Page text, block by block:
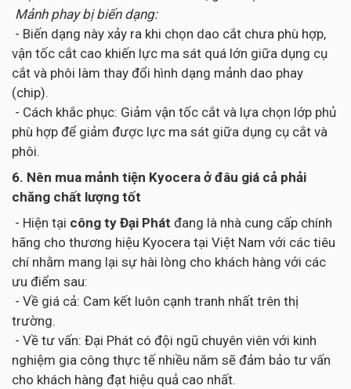
Mảnh phay bị biến dạng:
- Biến dạng này xảy ra khi chọn dao cắt chưa phù hợp,
vận tốc cắt cao khiến lực ma sát quá lớn giữa dụng cụ
cắt và phôi làm thay đổi hình dạng mảnh dao phay
(chip).
- Cách khắc phục: Giảm vận tốc cắt và lựa chọn lớp phủ
phù hợp để giảm được lực ma sát giữa dụng cụ cắt và
phôi.
6. Nên mua mảnh tiện Kyocera ở đâu giá cả phải
chăng chất lượng tốt
- Hiện tại công ty Đại Phát đang là nhà cung cấp chính
hãng cho thương hiệu Kyocera tại Việt Nam với các tiêu
chí nhằm mang lại sự hài lòng cho khách hàng với các
ưu điểm sau:
- Về giá cả: Cam kết luôn cạnh tranh nhất trên thị
trường.
- Về tư vấn: Đại Phát có đội ngũ chuyên viên với kinh
nghiệm gia công thực tế nhiều năm sẽ đảm bảo tư vấn
cho khách hàng đạt hiệu quả cao nhất.